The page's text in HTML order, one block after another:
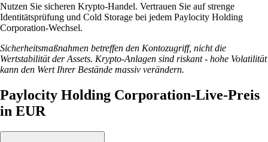
Nutzen Sie sicheren Krypto-Handel. Vertrauen Sie auf strenge
Identitätsprüfung und Cold Storage bei jedem Paylocity Holding
Corporation-Wechsel.
Sicherheitsmaßnahmen betreffen den Kontozugriff, nicht die
Wertstabilität der Assets. Krypto-Anlagen sind riskant - hohe Volatilität
kann den Wert Ihrer Bestände massiv verändern.
Paylocity Holding Corporation-Live-Preis
in EUR